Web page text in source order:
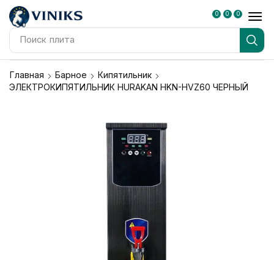
Поиск плита
0 0 0
Главная Барное
Кипятильник
ЭЛЕКТРОКИПЯТИЛЬНИК HURAKAN HKN-HVZ60 ЧЕРНЫЙ